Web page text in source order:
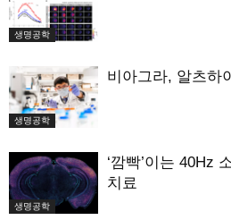
생명공학
생명공학
비아그라, 알츠하
생명공학
‘깜빡’이는 40Hz
치료